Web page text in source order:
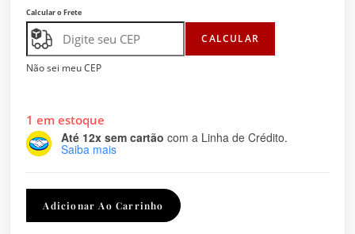
Calcular o Frete
CALCULAR
Não sei meu CEP
1 em estoque
Até 12x sem cartão com a Linha de Crédito.
Saiba mais
Adicionar Ao Carrinho